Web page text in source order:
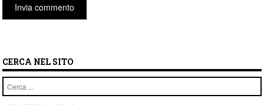
CERCA NEL SITO
Cerca